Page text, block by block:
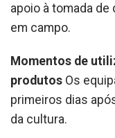
apoio à tomada
em campo.
Momentos de
produtos Os
primeiros dias
da cultura.